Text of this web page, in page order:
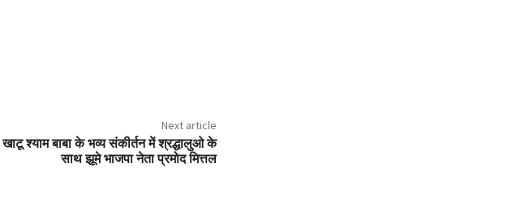
Next article
खाटू श्याम बाबा के भव्य संकीर्तन में श्रद्धालुओ के
साथ झूमे भाजपा नेता प्रमोद मित्तल